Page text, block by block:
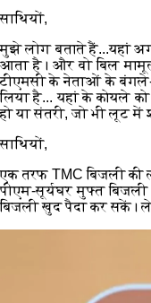
साथियों,
मुझे लोग बताते हैं...यहां
आता है। और वो बिल
टीएमसी के नेताओं के बंगले-
लिया है... यहां के कोयले
हो या संतरी, जो भी लूट में
साथियों,
एक तरफ TMC बिजली की
पीएम-सूर्यघर मुफ्त
बिजली खुद पैदा कर सकें।